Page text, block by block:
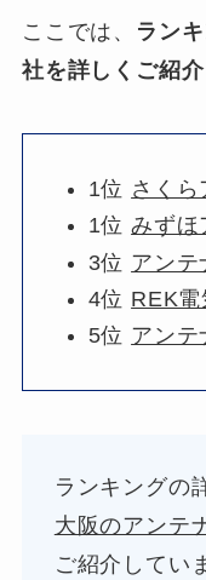
ここでは、
ラン
社を詳しくご紹介
1位 さくら
1位みずほ
3位 アンテ
4位 REK
5位 アンテ
ランキングの
大阪のアンテ
ご紹介してい